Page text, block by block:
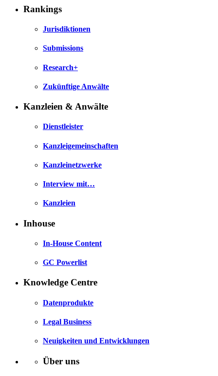
Rankings
Jurisdiktionen
Submissions
Research+
Zukünftige Anwälte
Kanzleien & Anwälte
Dienstleister
Kanzleigemeinschaften
Kanzleinetzwerke
Interview mit…
Kanzleien
Inhouse
In-House Content
GC Powerlist
Knowledge Centre
Datenprodukte
Legal Business
Neuigkeiten und Entwicklungen
Über uns